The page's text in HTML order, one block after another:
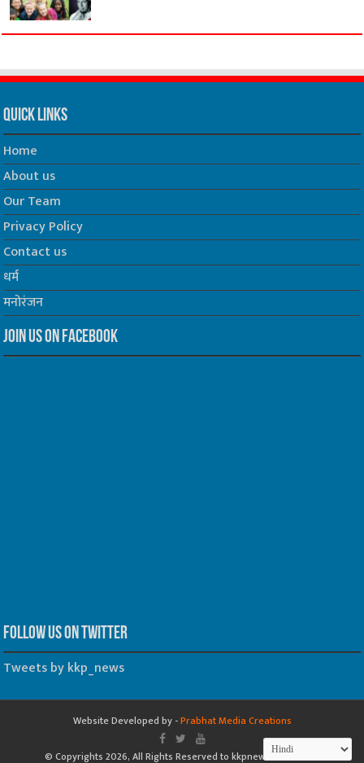
Quick Links
Home
About us
Our Team
Privacy Policy
Contact us
धर्म
मनोरंजन
Join us on Facebook
Follow us on Twitter
Tweets by kkp_news
Website Developed by -Prabhat Media Creations
© Copyrights 2026, All Rights Reserved to kkpnewsonline.com